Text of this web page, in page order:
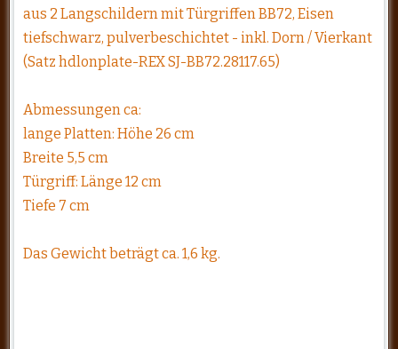
aus 2 Langschildern mit Türgriffen BB72, Eisen
tiefschwarz, pulverbeschichtet - inkl. Dorn / Vierkant
(Satz hdlonplate-REX SJ-BB72.28117.65)
Abmessungen ca:
lange Platten: Höhe 26 cm
Breite 5,5 cm
Türgriff: Länge 12 cm
Tiefe 7 cm
Das Gewicht beträgt ca. 1,6 kg.